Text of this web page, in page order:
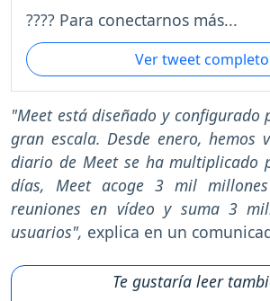
???? Para conectarnos más...
Ver tweet completo
"Meet está diseñado y configurado
gran escala. Desde enero, hemos
diario de Meet se ha multiplicado
días, Meet acoge 3 mil
reuniones en vídeo y suma 3
usuarios", explica en un
Te gustaría leer